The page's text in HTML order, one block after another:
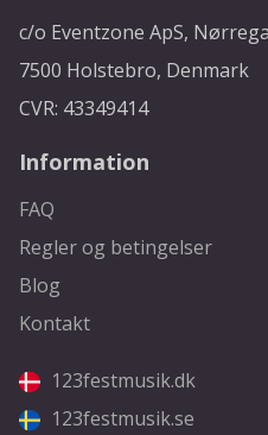
c/o Eventzone ApS,
7500 Holstebro, Denmark
CVR: 43349414
Information
FAQ
Regler og betingelser
Blog
Kontakt
123festmusik.dk
123festmusik.se